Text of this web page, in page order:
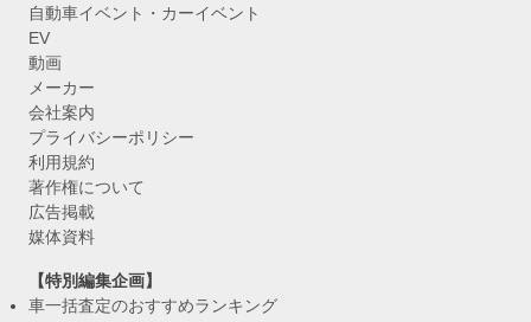
自動車イベント・カーイベント
EV
動画
メーカー
会社案内
プライバシーポリシー
利用規約
著作権について
広告掲載
媒体資料
【特別編集企画】
車一括査定のおすすめランキング